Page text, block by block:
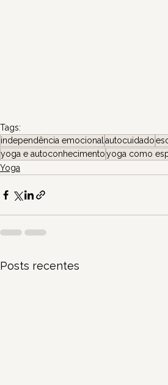
Tags:
independência emocional autocuidado
yoga e autoconhecimentoyoga como
Yoga
Posts recentes